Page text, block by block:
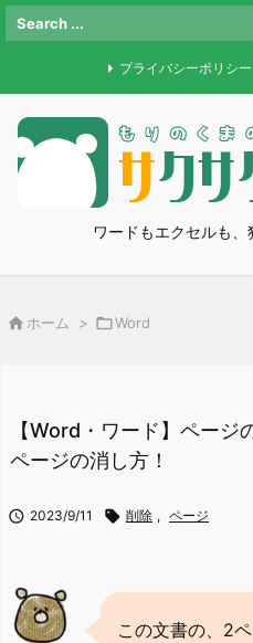
ワードもエクセルも、
プライバシーポリシー
 ホーム > Word
【Word・ワード】ページ
ページの消し方！
 2023/9/11  削除 , ページ
この文書の、2